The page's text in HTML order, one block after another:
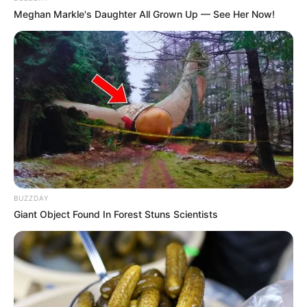
16:15 / 06 Avqust 2026 CƏMİYYƏT
Prezidentin təltif etdiyi Bəxtiyar
Aslanbəyli kimdir? -DOSYE
68 0
Meghan Markle's Daughter All Grown Up — See Her Now!
BUZZDAY
Giant Object Found In Forest Stuns Scientists